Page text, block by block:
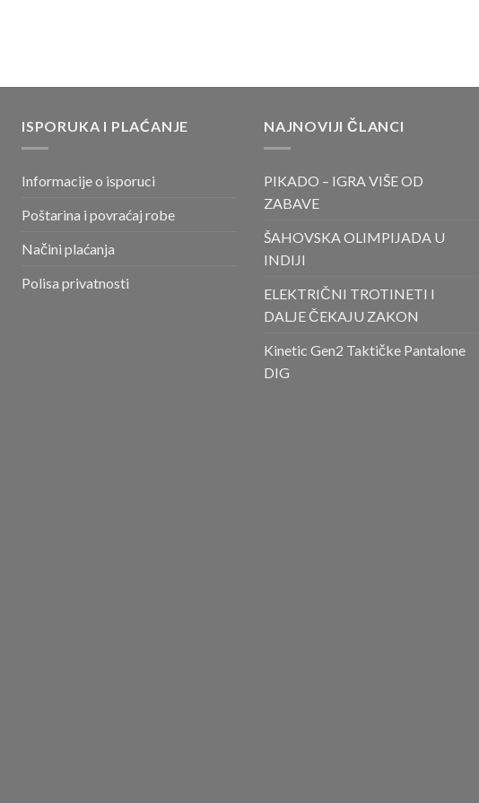
ISPORUKA I PLAĆANJE
Informacije o isporuci
Poštarina i povraćaj robe
Načini plaćanja
Polisa privatnosti
NAJNOVIJI ČLANCI
PIKADO – IGRA VIŠE OD
ZABAVE
ŠAHOVSKA OLIMPIJADA U
INDIJI
ELEKTRIČNI TROTINETI I
DALJE ČEKAJU ZAKON
Kinetic Gen2 Taktičke Pantalone
DIG